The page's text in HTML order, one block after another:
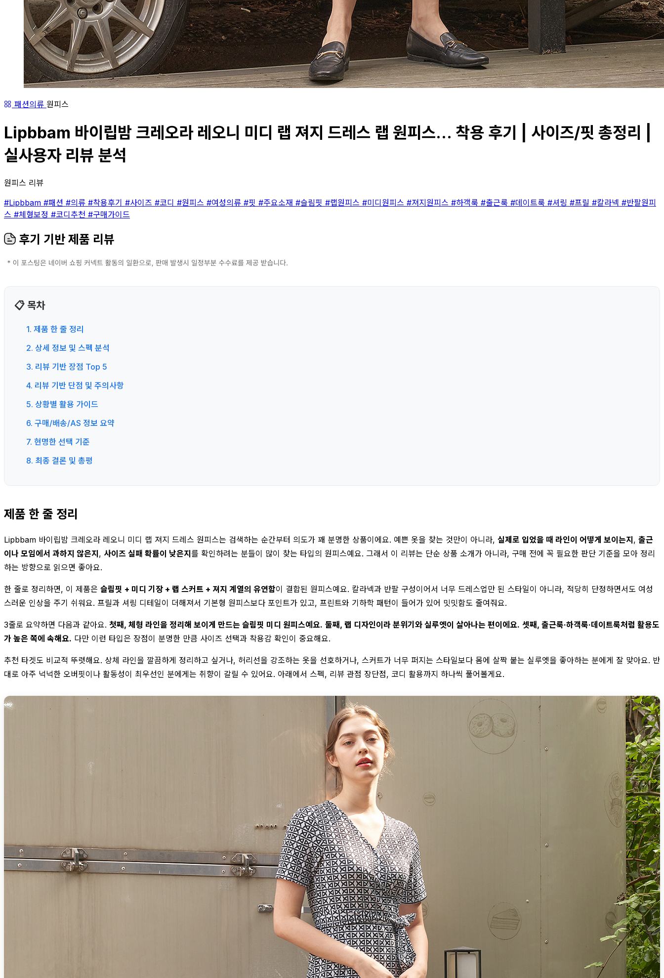
패션의류 원피스
Lipbbam 바이립밤 크레오라 레오니 미디 랩 져지 드레스 랩 원피스... 착용 후기 | 사이즈/핏 총정리 |
실사용자 리뷰 분석
원피스 리뷰
#Lipbbam #패션 #의류 #착용후기 #사이즈 #코디 #원피스 #여성의류 #핏 #주요소재 #슬림핏 #랩원피스 #미디원피스 #져지원피스 #하객룩 #출근룩 #데이트룩 #셔링 #프릴 #칼라넥 #반팔원피
스 #체형보정 #코디추천 #구매가이드
후기 기반 제품 리뷰
📋 목차
1. 제품 한 줄 정리
2. 상세 정보 및 스펙 분석
3. 리뷰 기반 장점 Top 5
4. 리뷰 기반 단점 및 주의사항
5. 상황별 활용 가이드
6. 구매/배송/AS 정보 요약
7. 현명한 선택 기준
8. 최종 결론 및 총평
제품 한 줄 정리
Lipbbam 바이립밤 크레오라 레오니 미디 랩 져지 드레스 원피스는 검색하는 순간부터 의도가 꽤 분명한 상품이에요. 예쁜 옷을 찾는 것만이 아니라, 실제로 입었을 때 라인이 어떻게 보이는지, 출근
이나 모임에서 과하지 않은지, 사이즈 실패 확률이 낮은지를 확인하려는 분들이 많이 찾는 타입의 원피스예요. 그래서 이 리뷰는 단순 상품 소개가 아니라, 구매 전에 꼭 필요한 판단 기준을 모아 정리
하는 방향으로 읽으면 좋아요.
한 줄로 정리하면, 이 제품은 슬림핏 + 미디 기장 + 랩 스커트 + 져지 계열의 유연함이 결합된 원피스예요. 칼라넥과 반팔 구성이어서 너무 드레스업만 된 스타일이 아니라, 적당히 단정하면서도 여성
스러운 인상을 주기 쉬워요. 프릴과 셔링 디테일이 더해져서 기본형 원피스보다 포인트가 있고, 프린트와 기하학 패턴이 들어가 있어 밋밋함도 줄여줘요.
3줄로 요약하면 다음과 같아요. 첫째, 체형 라인을 정리해 보이게 만드는 슬림핏 미디 원피스예요. 둘째, 랩 디자인이라 분위기와 실루엣이 살아나는 편이에요. 셋째, 출근룩·하객룩·데이트룩처럼 활용도
가 높은 쪽에 속해요. 다만 이런 타입은 장점이 분명한 만큼 사이즈 선택과 착용감 확인이 중요해요.
추천 타겟도 비교적 뚜렷해요. 상체 라인을 깔끔하게 정리하고 싶거나, 허리선을 강조하는 옷을 선호하거나, 스커트가 너무 퍼지는 스타일보다 몸에 살짝 붙는 실루엣을 좋아하는 분에게 잘 맞아요. 반
대로 아주 넉넉한 오버핏이나 활동성이 최우선인 분에게는 취향이 갈릴 수 있어요. 아래에서 스펙, 리뷰 관점 장단점, 코디 활용까지 하나씩 풀어볼게요.